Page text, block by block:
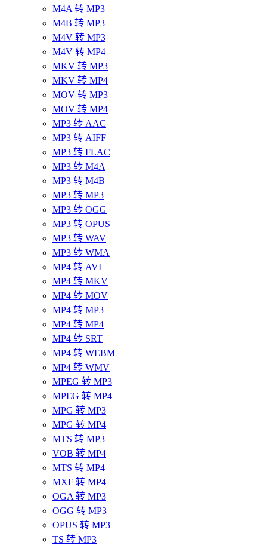
M4A 转 MP3
M4B 转 MP3
M4V 转 MP3
M4V 转 MP4
MKV 转 MP3
MKV 转 MP4
MOV 转 MP3
MOV 转 MP4
MP3 转 AAC
MP3 转 AIFF
MP3 转 FLAC
MP3 转 M4A
MP3 转 M4B
MP3 转 MP3
MP3 转 OGG
MP3 转 OPUS
MP3 转 WAV
MP3 转 WMA
MP4 转 AVI
MP4 转 MKV
MP4 转 MOV
MP4 转 MP3
MP4 转 MP4
MP4 转 SRT
MP4 转 WEBM
MP4 转 WMV
MPEG 转 MP3
MPEG 转 MP4
MPG 转 MP3
MPG 转 MP4
MTS 转 MP3
VOB 转 MP4
MTS 转 MP4
MXF 转 MP4
OGA 转 MP3
OGG 转 MP3
OPUS 转 MP3
TS 转 MP3